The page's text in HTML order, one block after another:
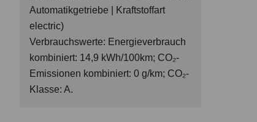
Automatikgetriebe | Kraftstoffart
electric)
Verbrauchswerte: Energieverbrauch
kombiniert: 14,9 kWh/100km; CO₂-
Emissionen kombiniert: 0 g/km; CO₂-
Klasse: A.